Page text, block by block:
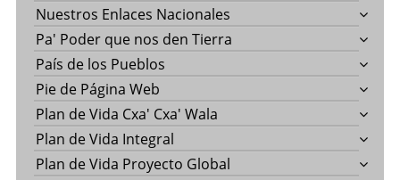
Nuestros Enlaces Nacionales
Pa' Poder que nos den Tierra
País de los Pueblos
Pie de Página Web
Plan de Vida Cxa' Cxa' Wala
Plan de Vida Integral
Plan de Vida Proyecto Global